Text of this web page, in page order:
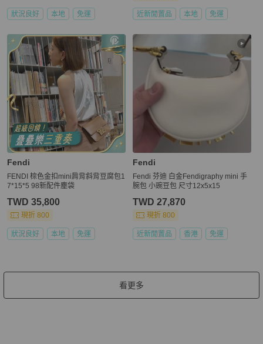
狀況良好 本地 免運 近新閒置品 本地 免運
Fendi
FENDI 棕色金扣mini肩背斜背豆腐包1
7*15*5 98新配件塵袋
TWD 35,800
現折 800
狀況良好 本地 免運
Fendi
Fendi 芬迪 白金Fendigraphy mini 手
腕包 小豌豆包 尺寸12x5x15
TWD 27,870
現折 800
近新閒置品 香港 免運
看更多